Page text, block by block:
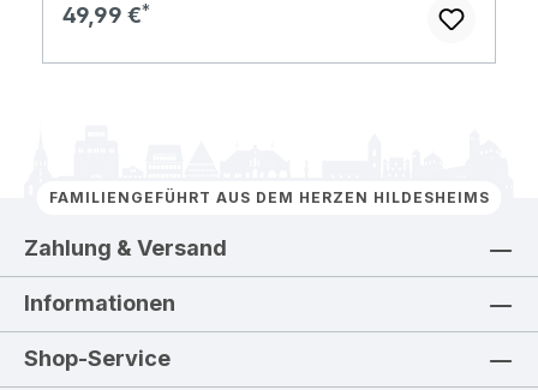
Regulärer Preis:
49,99 €
FAMILIENGEFÜHRT AUS DEM HERZEN HILDESHEIMS
Zahlung & Versand
Informationen
Shop-Service